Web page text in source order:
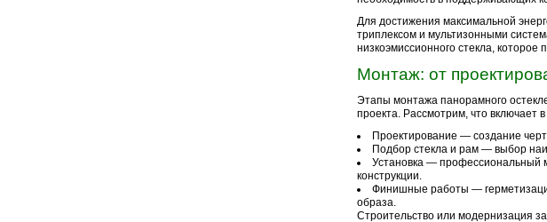
Для достижения максимальной
триплексом и мультизонными
низкоэмиссионного стекла,
Монтаж: от
Этапы монтажа панорамного
проекта. Рассмотрим, что включает
Проектирование — создание
Подбор стекла и рам — выбор
Установка — профессиональный
конструкции.
Финишные работы —
образа.
Строительство или модернизация